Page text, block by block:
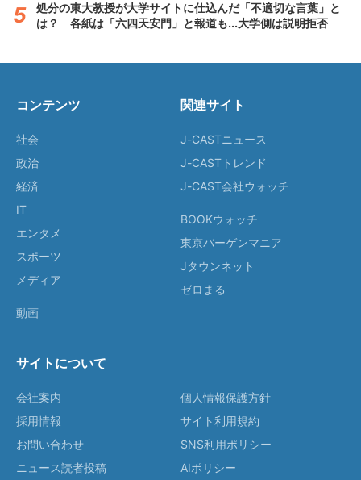
処分の東大教授が大学サイトに仕込んだ「不適切な言葉」と
は？ 各紙は「六四天安門」と報道も...大学側は説明拒否
コンテンツ
社会
政治
経済
IT
エンタメ
スポーツ
メディア
動画
関連サイト
J-CASTニュース
J-CASTトレンド
J-CAST会社ウォッチ
BOOKウォッチ
東京バーゲンマニア
Jタウンネット
ゼロまる
サイトについて
会社案内
採用情報
お問い合わせ
ニュース読者投稿
個人情報保護方針
サイト利用規約
SNS利用ポリシー
AIポリシー